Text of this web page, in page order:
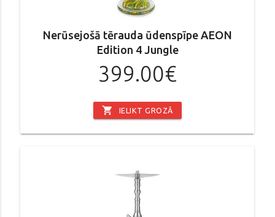
Nerūsejošā tērauda ūdenspīpe AEON
Edition 4 Jungle
399.00€
shopping_cart IELIKT GROZĀ